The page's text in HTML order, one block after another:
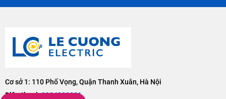
Cơ sở 1: 110 Phố Vọng, Quận Thanh Xuân, Hà Nội
Điện thoại:0904228001